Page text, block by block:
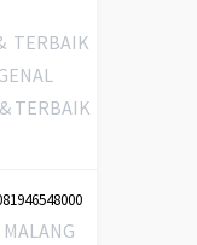
TERBAIK
TERBAIK